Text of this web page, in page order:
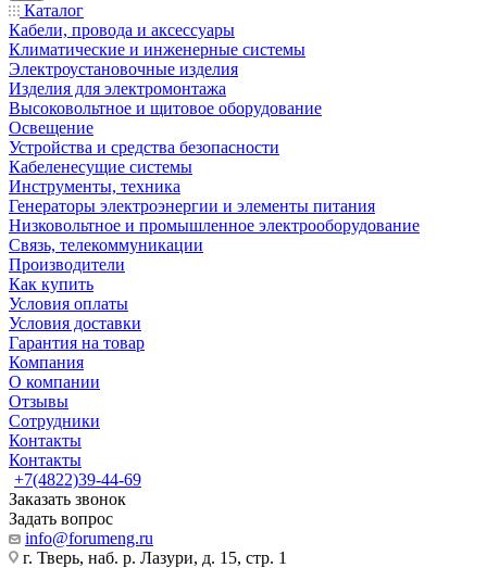
Каталог
Кабели, провода и аксессуары
Климатические и инженерные системы
Электроустановочные изделия
Изделия для электромонтажа
Высоковольтное и щитовое оборудование
Освещение
Устройства и средства безопасности
Кабеленесущие системы
Инструменты, техника
Генераторы электроэнергии и элементы питания
Низковольтное и промышленное электрооборудование
Связь, телекоммуникации
Производители
Как купить
Условия оплаты
Условия доставки
Гарантия на товар
Компания
О компании
Отзывы
Сотрудники
Контакты
Контакты
+7(4822)39-44-69
Заказать звонок
Задать вопрос
info@forumeng.ru
г. Тверь, наб. р. Лазури, д. 15, стр. 1